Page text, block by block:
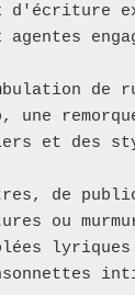
d'écriture
agentes
de
et des
de
ou